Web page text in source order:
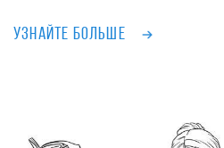
Узнайте больше